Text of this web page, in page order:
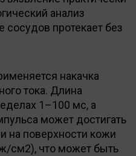
анализ
сосудов протекает без
накачка
тока. Длина
1–100 мс, а
может достигать
на поверхности кожи
см2), что может быть